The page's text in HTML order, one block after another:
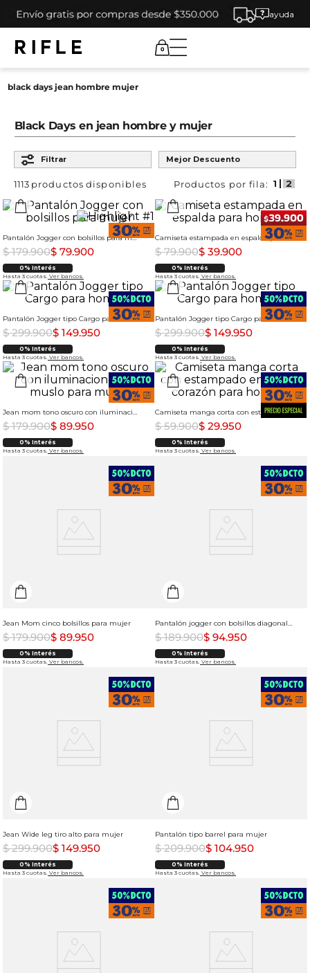
ayuda
0
black days jean hombre mujer
Black Days en jean hombre y mujer
Filtrar
Mejor Descuento
1113 productos
Pantalón Jogger con bolsillos para mujer
$ 179.900$ 79.900
0% Interés
Hasta 3 cuotas. Ver bancos.
Camiseta estampada en espalda para hombre
$ 79.900$ 39.900
0% Interés
Hasta 3 cuotas. Ver bancos.
Pantalón Jogger tipo Cargo para hombre
$ 299.900$ 149.950
0% Interés
Hasta 3 cuotas. Ver bancos.
Pantalón Jogger tipo Cargo para hombre
$ 299.900$ 149.950
0% Interés
Hasta 3 cuotas. Ver bancos.
Jean mom tono oscuro con iluminaciones en muslo para mujer
$ 179.900$ 89.950
0% Interés
Hasta 3 cuotas. Ver bancos.
Camiseta manga corta con estampado en punto corazón para hombre
$ 59.900$ 29.950
0% Interés
Hasta 3 cuotas. Ver bancos.
Jean Mom cinco bolsillos para mujer
$ 179.900$ 89.950
0% Interés
Hasta 3 cuotas. Ver bancos.
Pantalón jogger con bolsillos diagonales para hombre
$ 189.900$ 94.950
0% Interés
Hasta 3 cuotas. Ver bancos.
Jean Wide leg tiro alto para mujer
$ 299.900$ 149.950
0% Interés
Hasta 3 cuotas. Ver bancos.
Pantalón tipo barrel para mujer
$ 209.900$ 104.950
0% Interés
Hasta 3 cuotas. Ver bancos.